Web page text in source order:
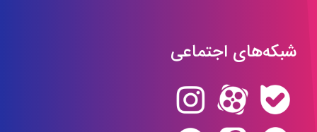
شبکه‌های اجتماعی